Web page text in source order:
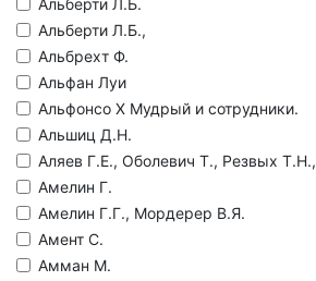
Альберти Л.Б.
Альберти Л.Б.,
Альбрехт Ф.
Альфан Луи
Альфонсо Х Мудрый и сотрудники.
Альшиц Д.Н.
Аляев Г.Е., Оболевич Т., Резвых
Амелин Г.
Амелин Г.Г., Мордерер В.Я.
Амент С.
Амман М.